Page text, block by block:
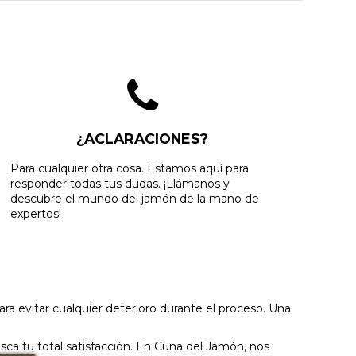
¿ACLARACIONES?
Para cualquier otra cosa. Estamos aquí para
responder todas tus dudas. ¡Llámanos y
descubre el mundo del jamón de la mano de
expertos!
evitar cualquier deterioro durante el proceso. Una
tu total satisfacción. En Cuna del Jamón, nos